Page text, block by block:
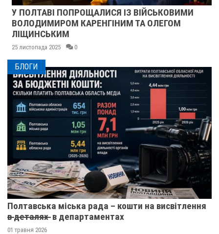
У ПОЛТАВІ ПОПРОЩАЛИСЯ ІЗ ВІЙСЬКОВИМИ
ВОЛОДИМИРОМ КАРЕНГІНИМ ТА ОЛЕГОМ
ЛІЩИНСЬКИМ
25 листопада 2025 0
БЛОГИ
Полтавська міська рада – кошти на висвітлення
в̶ ̶д̶е̶т̶а̶л̶я̶х̶ ̶ в департаментах
01 травня 2026